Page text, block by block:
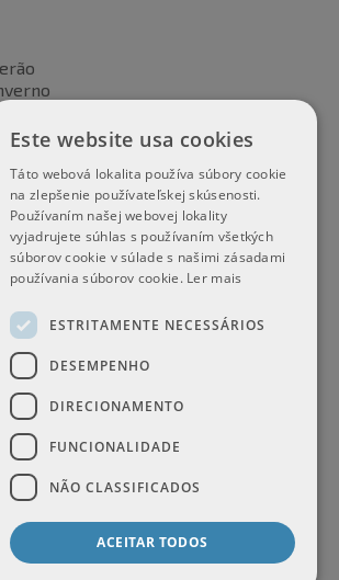
as estações
automóveis
/ 4x4
veículos de transporte
Este website usa cookies
Táto webová lokalita používa súbory cookie
na zlepšenie používateľskej skúsenosti.
Používaním našej webovej lokality
vyjadrujete súhlas s používaním všetkých
súborov cookie v súlade s našimi zásadami
používania súborov cookie. Ler mais
ESTRITAMENTE NECESSÁRIOS
DESEMPENHO
DIRECIONAMENTO
FUNCIONALIDADE
NÃO CLASSIFICADOS
ACEITAR TODOS